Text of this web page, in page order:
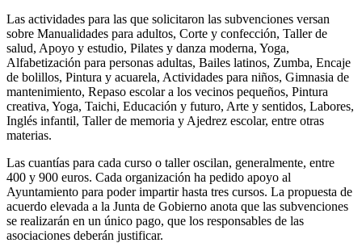
Las actividades para las que solicitaron las subvenciones versan
sobre Manualidades para adultos, Corte y confección, Taller de
salud, Apoyo y estudio, Pilates y danza moderna, Yoga,
Alfabetización para personas adultas, Bailes latinos, Zumba, Encaje
de bolillos, Pintura y acuarela, Actividades para niños, Gimnasia de
mantenimiento, Repaso escolar a los vecinos pequeños, Pintura
creativa, Yoga, Taichi, Educación y futuro, Arte y sentidos, Labores,
Inglés infantil, Taller de memoria y Ajedrez escolar, entre otras
materias.
Las cuantías para cada curso o taller oscilan, generalmente, entre
400 y 900 euros. Cada organización ha pedido apoyo al
Ayuntamiento para poder impartir hasta tres cursos. La propuesta de
acuerdo elevada a la Junta de Gobierno anota que las subvenciones
se realizarán en un único pago, que los responsables de las
asociaciones deberán justificar.